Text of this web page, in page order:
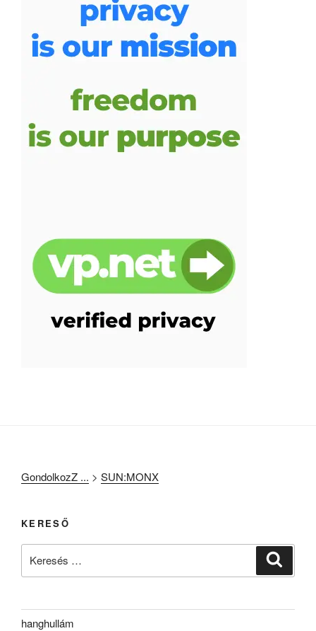
GondolkozZ ... > SUN:MONX
KERESŐ
hanghullám